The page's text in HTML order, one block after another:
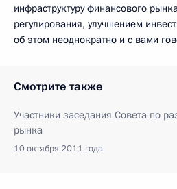
инфраструктуру финансового
регулирования, улучшением
об этом неоднократно и с вами
Смотрите также
Участники заседания Совета по
рынка
10 октября 2011 года